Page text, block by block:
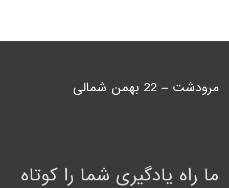
مرودشت – 22 بهمن شمالی
ما راه یادگیری شما را کوتاه